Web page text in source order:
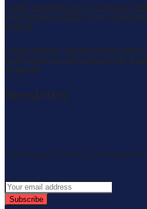
Cobb participó en la XII Expo
Internacional 2026 con
Duplat
Cobb realizó capacitación para
enfocada en reproductoras,
engorde
Newsletter
Mantengase informado
Subscribe